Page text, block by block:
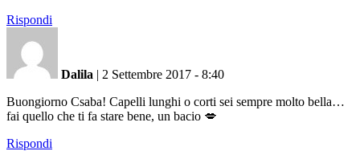
Rispondi
Dalila | 2 Settembre 2017 - 8:40
Buongiorno Csaba! Capelli lunghi o corti sei sempre molto bella…
fai quello che ti fa stare bene, un bacio 💋
Rispondi